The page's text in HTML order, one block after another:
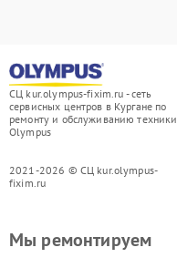
СЦ kur.olympus-fixim.ru - сеть
сервисных центров в Кургане по
ремонту и обслуживанию техники
Olympus
2021-2026 © СЦ kur.olympus-
fixim.ru
Мы ремонтируем